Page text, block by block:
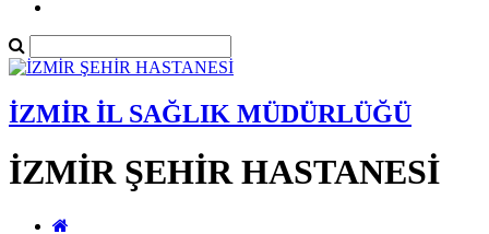
İZMİR İL SAĞLIK MÜDÜRLÜĞÜ
İZMİR ŞEHİR HASTANESİ